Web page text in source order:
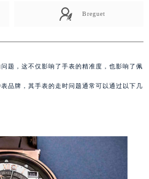
Breguet
题，这不仅影响了手表的精准度，也影响了佩
品牌，其手表的走时问题通常可以通过以下几